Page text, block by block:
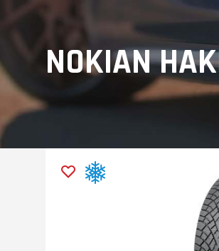
NOKIAN